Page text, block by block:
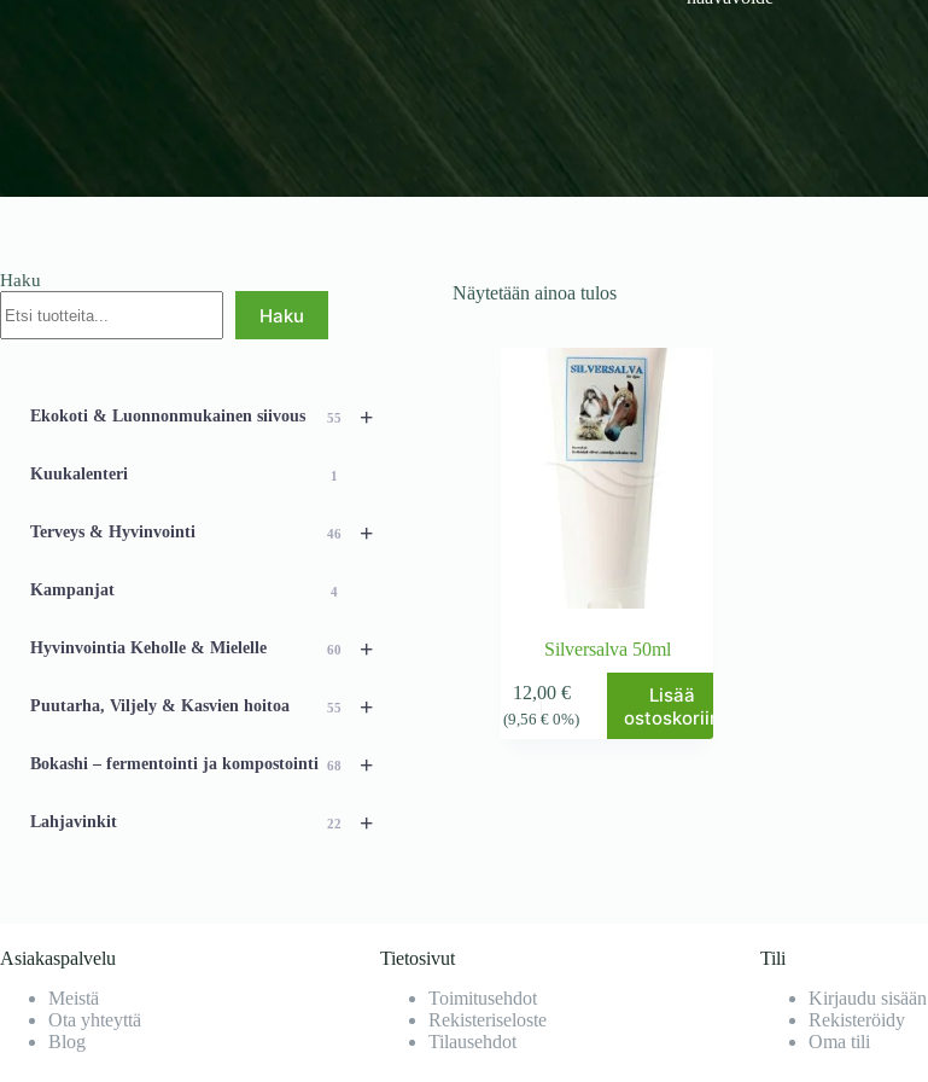
haavavoide
Näytetään ainoa tulos
Silversalva 50ml
12,00 €
(9,56 € 0%)
Lisää
ostoskoriin
Haku
Haku
+
Ekokoti & Luonnonmukainen siivous 55
Kuukalenteri 1
+
Terveys & Hyvinvointi 46
Kampanjat 4
+
Hyvinvointia Keholle & Mielelle 60
+
Puutarha, Viljely & Kasvien hoitoa 55
+
Bokashi – fermentointi ja kompostointi 68
+
Lahjavinkit 22
Asiakaspalvelu
Meistä
Ota yhteyttä
Blog
Tietosivut
Toimitusehdot
Rekisteriseloste
Tilausehdot
Tili
Kirjaudu sisään
Rekisteröidy
Oma tili